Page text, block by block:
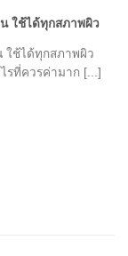
ใช้ได้ทุกสภาพผิว
ใช้ได้ทุกสภาพผิว
รที่ควรค่ามาก [...]